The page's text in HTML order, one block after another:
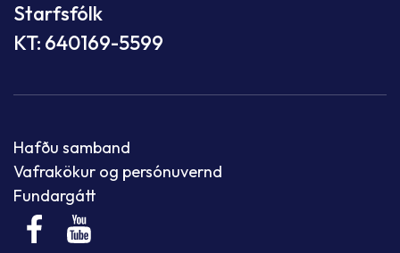
Starfsfólk
KT: 640169-5599
Hafðu samband
Vafrakökur og persónuvernd
Fundargátt